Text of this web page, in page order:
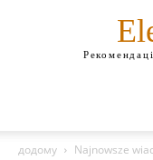
додому Najnowsze